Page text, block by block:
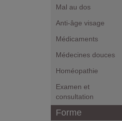
Mal au dos
Anti-âge visage
Médicaments
Médecines douces
Homéopathie
Examen et
consultation
Forme